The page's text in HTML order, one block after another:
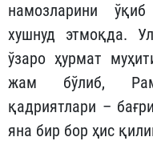
намозларини
хушнуд этмоқда.
ўзаро ҳурмат
жам бўлиб,
қадриятлари –
яна бир бор ҳис